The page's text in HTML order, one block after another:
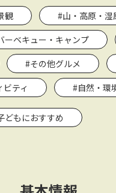
観 #山・高原・湿
ーベキュー・キャンプ
#その他グルメ
ティ #自然・環
どもにおすすめ